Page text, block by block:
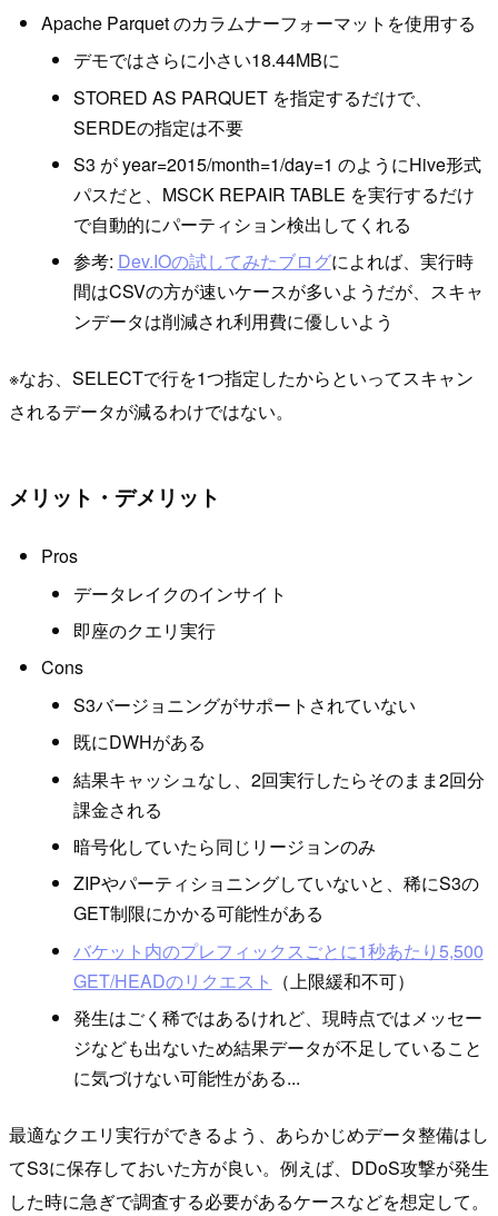
Apache Parquet のカラムナーフォーマットを使用する
デモではさらに小さい18.44MBに
STORED AS PARQUET を指定するだけで、
SERDEの指定は不要
S3 が year=2015/month=1/day=1 のようにHive形式
パスだと、MSCK REPAIR TABLE を実行するだけ
で自動的にパーティション検出してくれる
参考: Dev.IOの試してみたブログによれば、実行時
間はCSVの方が速いケースが多いようだが、スキャ
ンデータは削減され利用費に優しいよう
※なお、SELECTで行を1つ指定したからといってスキャン
されるデータが減るわけではない。
メリット・デメリット
Pros
データレイクのインサイト
即座のクエリ実行
Cons
S3バージョニングがサポートされていない
既にDWHがある
結果キャッシュなし、2回実行したらそのまま2回分
課金される
暗号化していたら同じリージョンのみ
ZIPやパーティショニングしていないと、稀にS3の
GET制限にかかる可能性がある
バケット内のプレフィックスごとに1秒あたり5,500
GET/HEADのリクエスト
（上限緩和不可）
発生はごく稀ではあるけれど、現時点ではメッセー
ジなども出ないため結果データが不足していること
に気づけない可能性がある...
最適なクエリ実行ができるよう、あらかじめデータ整備はし
てS3に保存しておいた方が良い。例えば、DDoS攻撃が発生
した時に急ぎで調査する必要があるケースなどを想定して。